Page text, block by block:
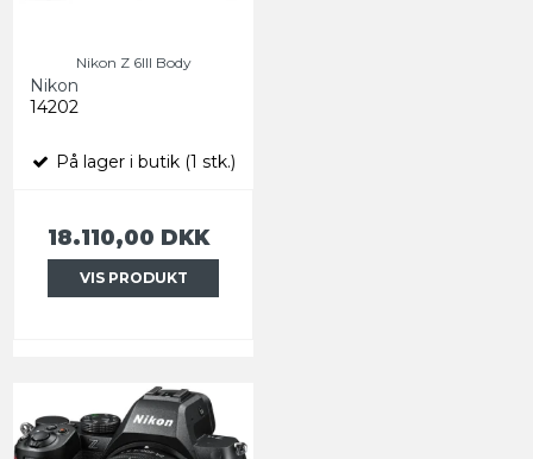
Nikon Z 6III Body
Nikon
14202
På lager i butik (1 stk.)
18.110,00 DKK
VIS PRODUKT